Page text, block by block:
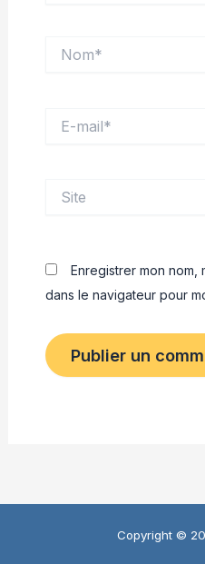
mail*
Enregistrer mon nom,
dans le navigateur pour
Copyright ©